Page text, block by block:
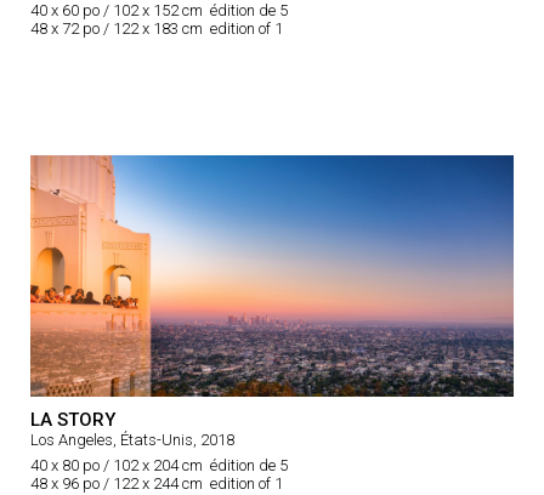
40 x 60 po / 102 x 152 cm édition de 5
48 x 72 po / 122 x 183 cm edition of 1
LA STORY
Los Angeles, États-Unis, 2018
40 x 80 po / 102 x 204 cm édition de 5
48 x 96 po / 122 x 244 cm edition of 1